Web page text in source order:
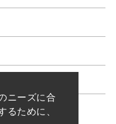
ニーズに合
るために、